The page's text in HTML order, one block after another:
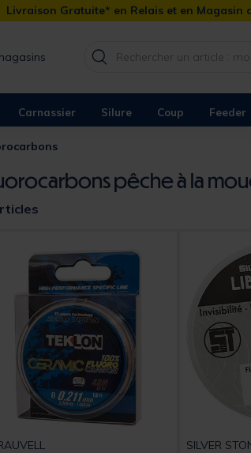
Livraison Gratuite* en Relais et en
Carnassier Silure Coup Feeder
pêche à la
SILVER